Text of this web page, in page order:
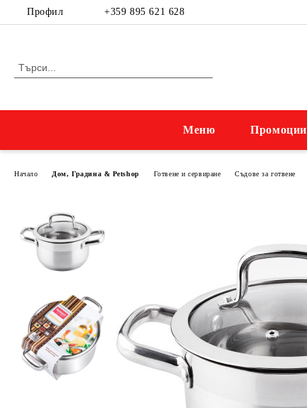
Профил +359 895 621 628
Меню Промоции
Начало Дом, Градина & Petshop Готвене и сервиране Съдове за готвене